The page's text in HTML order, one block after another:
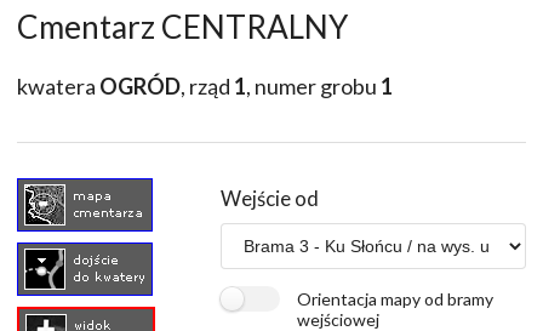
Cmentarz CENTRALNY
kwatera OGRÓD, rząd 1, numer grobu 1
Wejście od
Orientacja mapy od bramy
wejściowej